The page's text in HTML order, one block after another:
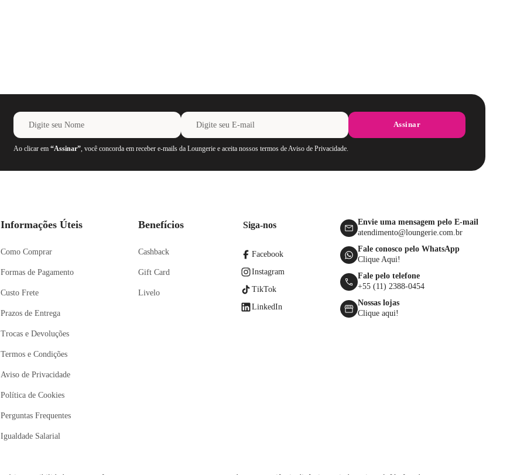
Assinar
Ao clicar em “Assinar”, você concorda em receber e-mails da Loungerie e aceita nossos termos de Aviso de Privacidade.
Informações Úteis
Como Comprar
Formas de Pagamento
Custo Frete
Prazos de Entrega
Trocas e Devoluções
Termos e Condições
Aviso de Privacidade
Política de Cookies
Perguntas Frequentes
Igualdade Salarial
Benefícios
Cashback
Gift Card
Livelo
Siga-nos
Facebook
Instagram
TikTok
LinkedIn
Envie uma mensagem pelo E-mail
atendimento@loungerie.com.br
Fale conosco pelo WhatsApp
Clique Aqui!
Fale pelo telefone
+55 (11) 2388-0454
Nossas lojas
Clique aqui!